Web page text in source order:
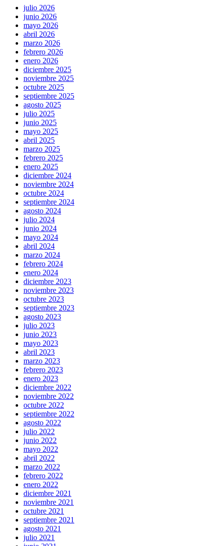
julio 2026
junio 2026
mayo 2026
abril 2026
marzo 2026
febrero 2026
enero 2026
diciembre 2025
noviembre 2025
octubre 2025
septiembre 2025
agosto 2025
julio 2025
junio 2025
mayo 2025
abril 2025
marzo 2025
febrero 2025
enero 2025
diciembre 2024
noviembre 2024
octubre 2024
septiembre 2024
agosto 2024
julio 2024
junio 2024
mayo 2024
abril 2024
marzo 2024
febrero 2024
enero 2024
diciembre 2023
noviembre 2023
octubre 2023
septiembre 2023
agosto 2023
julio 2023
junio 2023
mayo 2023
abril 2023
marzo 2023
febrero 2023
enero 2023
diciembre 2022
noviembre 2022
octubre 2022
septiembre 2022
agosto 2022
julio 2022
junio 2022
mayo 2022
abril 2022
marzo 2022
febrero 2022
enero 2022
diciembre 2021
noviembre 2021
octubre 2021
septiembre 2021
agosto 2021
julio 2021